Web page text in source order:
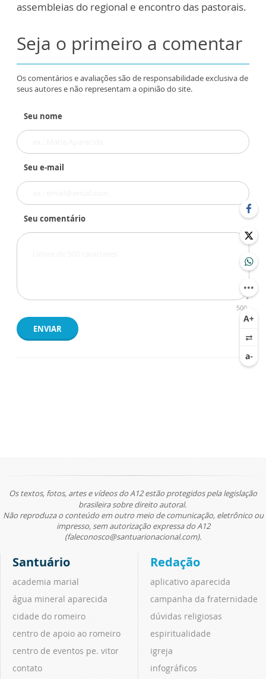
assembleias do regional e encontro das pastorais.
Seja o primeiro a comentar
Os comentários e avaliações são de responsabilidade exclusiva de
seus autores e não representam a opinião do site.
Seu nome
Seu e-mail
Seu comentário
500
ENVIAR
Os textos, fotos, artes e vídeos do A12 estão protegidos pela legislação
brasileira sobre direito autoral.
Não reproduza o conteúdo em outro meio de comunicação, eletrônico ou
impresso, sem autorização expressa do A12
(faleconosco@santuarionacional.com).
Santuário
academia marial
água mineral aparecida
cidade do romeiro
centro de apoio ao romeiro
centro de eventos pe. vitor
contato
Redação
aplicativo aparecida
campanha da fraternidade
dúvidas religiosas
espiritualidade
igreja
infográficos